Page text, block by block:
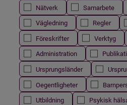
Nätverk
Samarbete
Vägledning
Regler
Föreskrifter
Verktyg
Administration
Ursprungsländer
Oegentligheter
Utbildning
Psykisk